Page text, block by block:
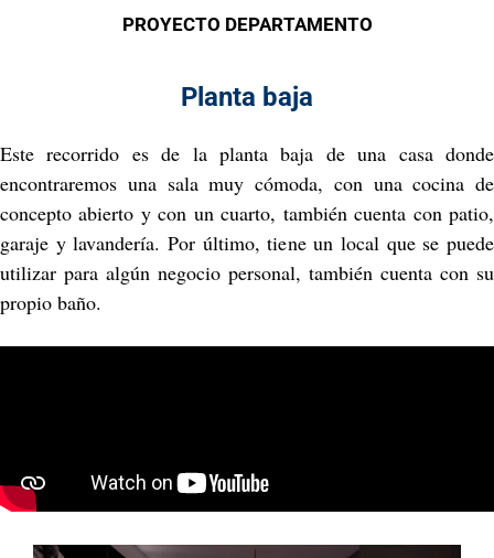
PROYECTO DEPARTAMENTO
Planta baja
Este recorrido es de la planta baja de una casa donde
encontraremos una sala muy cómoda, con una cocina de
concepto abierto y con un cuarto, también cuenta con patio,
garaje y lavandería. Por último, tiene un local que se puede
utilizar para algún negocio personal, también cuenta con su
propio baño.